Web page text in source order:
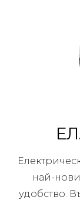
най-
удобство.